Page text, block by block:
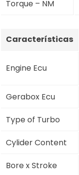
Torque – NM
Características
Engine Ecu
Gerabox Ecu
Type of Turbo
Cylider Content
Bore x Stroke